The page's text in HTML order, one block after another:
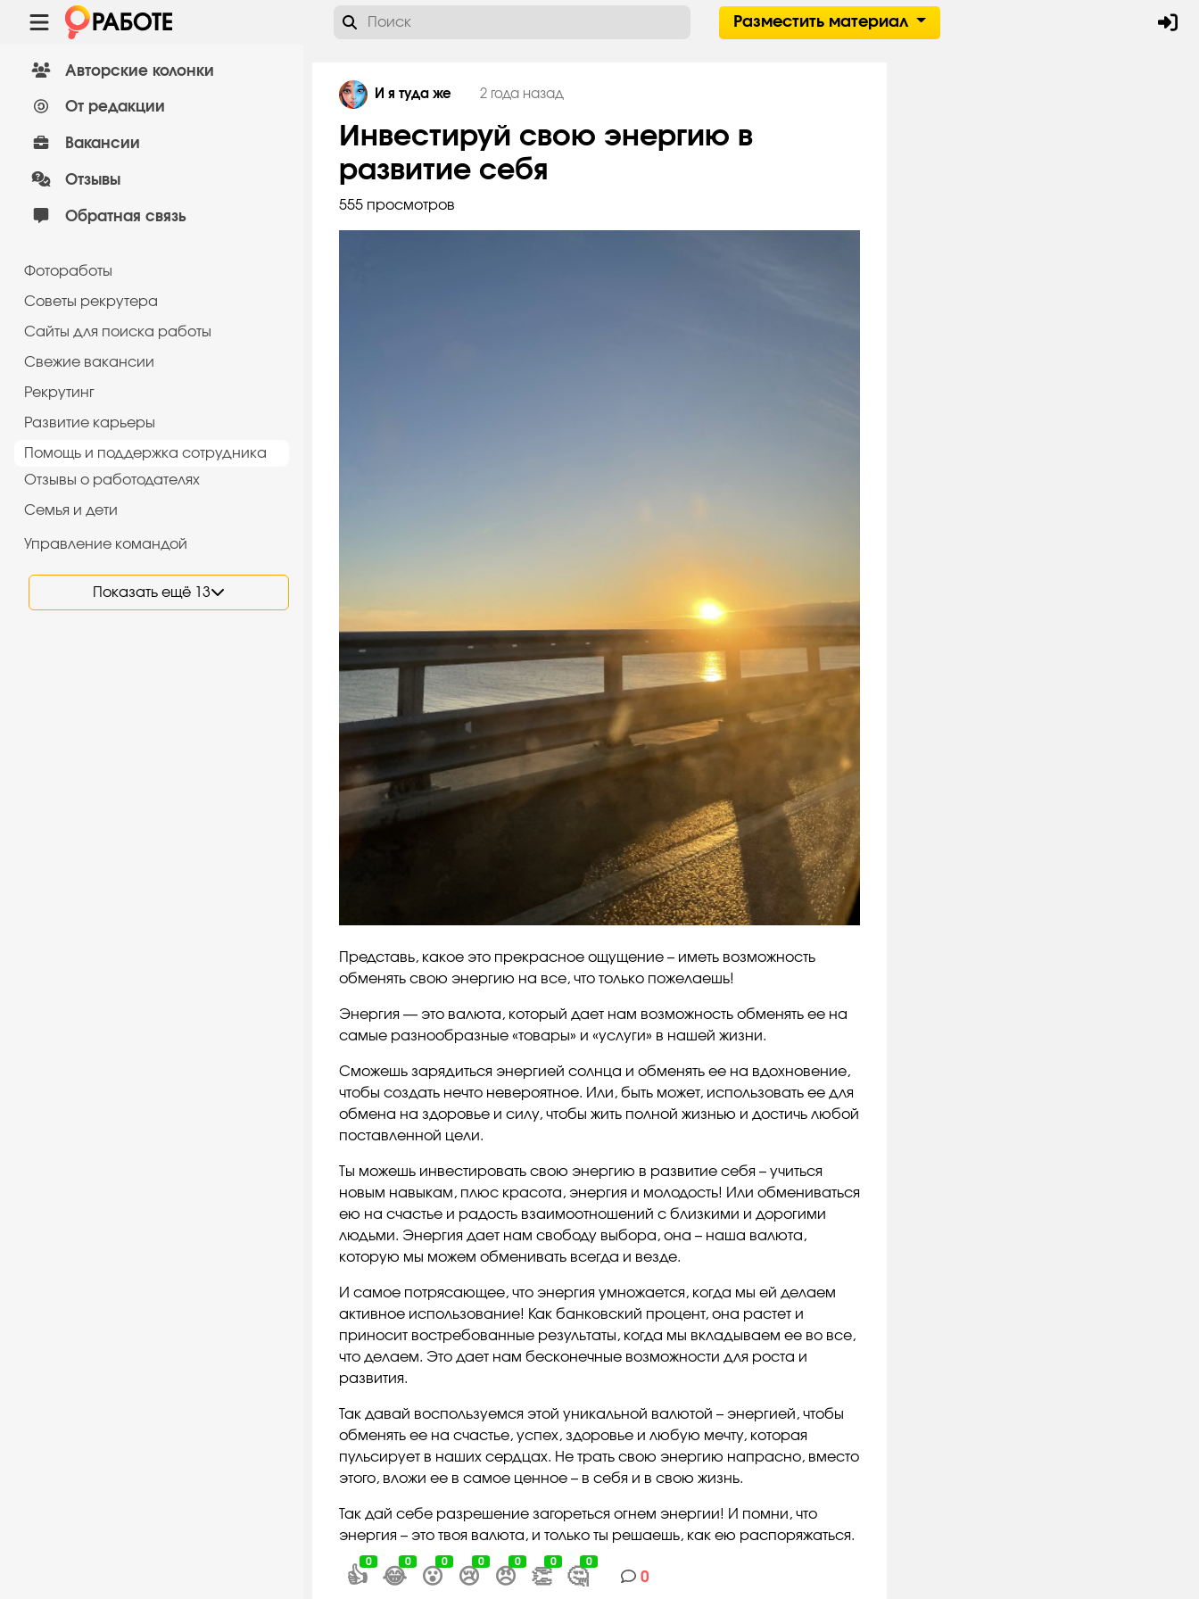
Разместить материал
Авторские колонки
От редакции
Вакансии
Отзывы
Обратная связь
Фотоработы
Советы рекрутера
Сайты для поиска работы
Cвежие вакансии
Рекрутинг
Развитие карьеры
Помощь и поддержка сотрудника
Отзывы о работодателях
Семья и дети
Управление командой
Показать ещё 13
И я туда же 2 года назад
Инвестируй свою энергию в
развитие себя
555 просмотров
Представь, какое это прекрасное ощущение – иметь возможность
обменять свою энергию на все, что только пожелаешь!
Энергия — это валюта, который дает нам возможность обменять ее на
самые разнообразные «товары» и «услуги» в нашей жизни.
Сможешь зарядиться энергией солнца и обменять ее на вдохновение,
чтобы создать нечто невероятное. Или, быть может, использовать ее для
обмена на здоровье и силу, чтобы жить полной жизнью и достичь любой
поставленной цели.
Ты можешь инвестировать свою энергию в развитие себя – учиться
новым навыкам, плюс красота, энергия и молодость! Или обмениваться
ею на счастье и радость взаимоотношений с близкими и дорогими
людьми. Энергия дает нам свободу выбора, она – наша валюта,
которую мы можем обменивать всегда и везде.
И самое потрясающее, что энергия умножается, когда мы ей делаем
активное использование! Как банковский процент, она растет и
приносит востребованные результаты, когда мы вкладываем ее во все,
что делаем. Это дает нам бесконечные возможности для роста и
развития.
Так давай воспользуемся этой уникальной валютой – энергией, чтобы
обменять ее на счастье, успех, здоровье и любую мечту, которая
пульсирует в наших сердцах. Не трать свою энергию напрасно, вместо
этого, вложи ее в самое ценное – в себя и в свою жизнь.
Так дай себе разрешение загореться огнем энергии! И помни, что
энергия – это твоя валюта, и только ты решаешь, как ею распоряжаться.
👍
0
😂
0
😮
0
😢
0
😠
0
👏
0
🤔
0
0